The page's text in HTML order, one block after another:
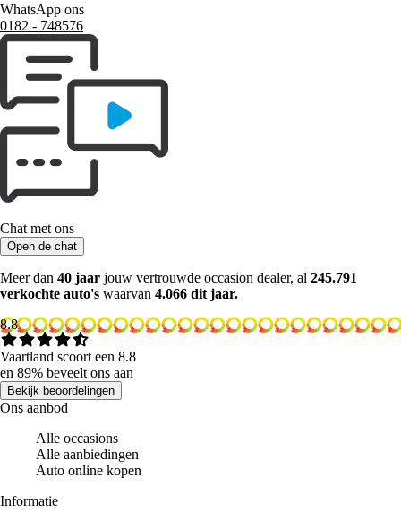
WhatsApp ons
0182 ‑ 748576
Chat met ons
Open de chat
Meer dan 40 jaar jouw vertrouwde occasion dealer, al 245.791
verkochte auto's waarvan 4.066 dit jaar.
8.8
Vaartland scoort een 8.8
en 89% beveelt ons aan
Bekijk beoordelingen
Ons aanbod
Alle occasions
Alle aanbiedingen
Auto online kopen
Informatie